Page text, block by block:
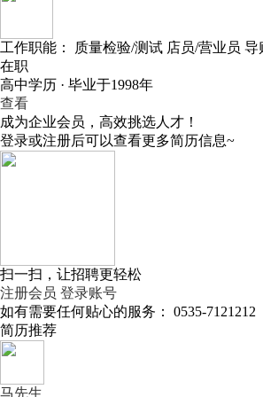
工作职能： 质量检验/测试 店员/营业员 导
在职
高中学历 · 毕业于1998年
查看
成为企业会员，高效挑选人才！
登录或注册后可以查看更多简历信息~
扫一扫，让招聘更轻松
注册会员 登录账号
如有需要任何贴心的服务：
0535-7121212
简历推荐
马先生